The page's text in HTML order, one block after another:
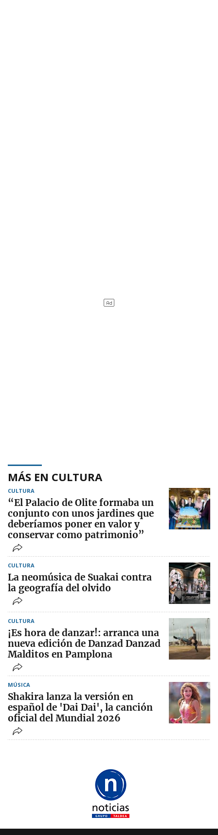
MÁS EN CULTURA
CULTURA
“El Palacio de Olite formaba un
conjunto con unos jardines que
deberíamos poner en valor y
conservar como patrimonio”
CULTURA
La neomúsica de Suakai contra
la geografía del olvido
CULTURA
¡Es hora de danzar!: arranca una
nueva edición de Danzad Danzad
Malditos en Pamplona
MÚSICA
Shakira lanza la versión en
español de 'Dai Dai', la canción
oficial del Mundial 2026